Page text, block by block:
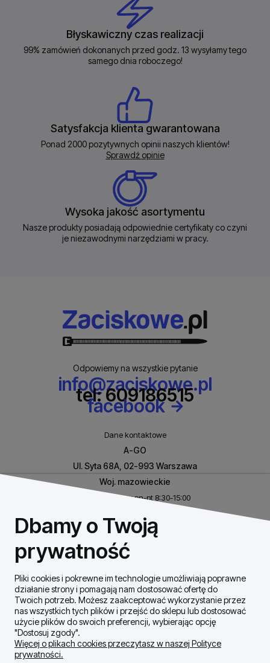
Błyskawiczny czas realizacji
99% zamówień dokonanych przed godz. 13 wysyłamy tego
samego dnia roboczego!
Satysfakcja klienta gwarantowana
Ponad 2000 pozytywnych opinii naszych klientów!
Sprawdź opinie
Wysoka jakość asortymentu
Nasze produkty posiadają odpowiednie certyfikaty co czyni
je niezawodnymi narzędziami w pracy.
Odpowiemy na wszystkie pytanie
info@zaciskowe.pl
tel: 609186515
facebook
Dane kontaktowe
A-GO
Ul. Syta 68A, 02-993 Warszawa
Woj. mazowieckie
Biuro czynne w pn-pt 8:30-15:00
REGON: 146926170
Szybki Kontakt
Dostawa / płatności
Dbamy o Twoją
prywatność
Pliki cookies i pokrewne im technologie umożliwiają poprawne
działanie strony i pomagają nam dostosować ofertę do
Twoich potrzeb. Możesz zaakceptować wykorzystanie przez
nas wszystkich tych plików i przejść do sklepu lub dostosować
użycie plików do swoich preferencji, wybierając opcję
"Dostosuj zgody".
Więcej o plikach cookies przeczytasz w naszej Polityce
prywatności.